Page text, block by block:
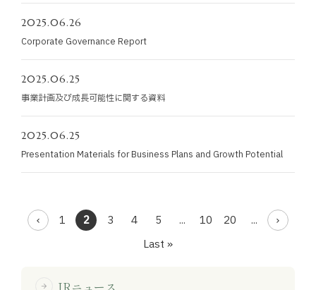
2025.06.26
Corporate Governance Report
2025.06.25
事業計画及び成長可能性に関する資料
2025.06.25
Presentation Materials for Business Plans and Growth Potential
1 2 3 4 5 ... 10 20
...
Last »
arrow_forward IRニュース